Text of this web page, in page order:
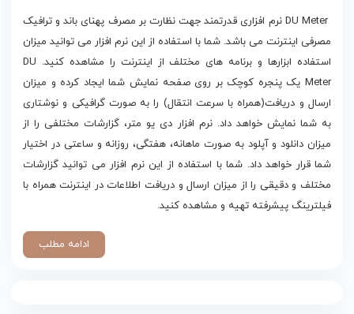
DU Meter نرم افزاری قدرتمند جهت نظارت بر مصرف پهنای باند و ترافیک
مصرفی اینترنت می باشد. شما با استفاده از این نرم افزار می توانید میزان
استفاده ابزارها و برنامه های مختلف از اینترنت را مشاهده کنید. DU
Meter یک پنجره کوچک بر روی صفحه نمایش شما ایجاد کرده و میزان
ارسال و دریافت(همراه با سرعت انتقال) را به صورت گرافیکی و نوشتاری
به شما نمایش خواهد داد. نرم افزار دی یو متر، گزارشات مختلفی را از
میزان دانلود و آپلود به صورت ماهانه، هفتگی، روزانه و ساعتی در اختیار
شما قرار خواهد داد. شما با استفاده از این نرم افزار می توانید گزارشات
مختلف و دقیقی را از میزان ارسال و دریافت اطلاعات در اینترنت همراه با
فیلترینگ پیشرفته تهیه و مشاهده کنید.
ادامه مطلب